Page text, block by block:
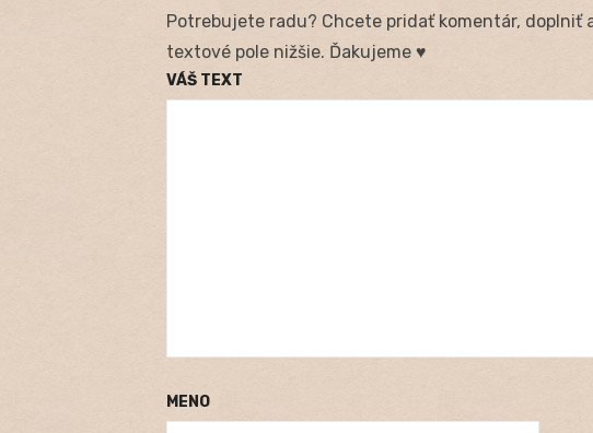
Potrebujete radu? Chcete pridať komentár,
textové pole nižšie. Ďakujeme ♥
VÁŠ TEXT
MENO